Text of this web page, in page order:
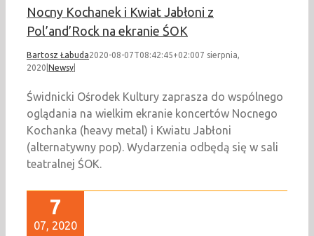
Nocny Kochanek i Kwiat Jabłoni z
Pol’and’Rock na ekranie ŚOK
Bartosz Łabuda2020-08-07T08:42:45+02:007 sierpnia,
2020 Newsy
Świdnicki Ośrodek Kultury zaprasza do wspólnego
oglądania na wielkim ekranie koncertów Nocnego
Kochanka (heavy metal) i Kwiatu Jabłoni
(alternatywny pop). Wydarzenia odbędą się w sali
teatralnej ŚOK.
7
07, 2020